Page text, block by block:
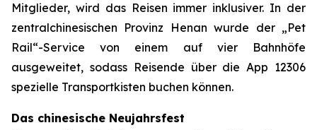
Mitglieder, wird das Reisen immer inklusiver. In der
zentralchinesischen Provinz Henan wurde der „Pet
Rail“-Service von einem auf vier Bahnhöfe
ausgeweitet, sodass Reisende über die App 12306
spezielle Transportkisten buchen können.
Das chinesische Neujahrsfest